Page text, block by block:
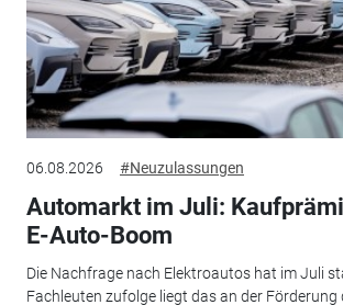
06.08.2026 #Neuzulassungen
Automarkt im Juli:
E-Auto-Boom
Die Nachfrage nach Elektroautos hat im Juli
Fachleuten zufolge liegt das an der Förderung